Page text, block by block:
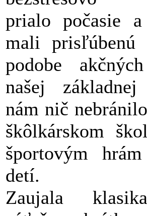
prialo počasie
mali prisľúbenú
podobe
našej
nám nič
škôlkárskom
športovým
detí.
Zaujala